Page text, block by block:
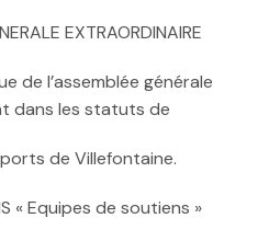
EXTRAORDINAIRE
de l’assemblée générale
dans les statuts de
de Villefontaine.
« Equipes de soutiens »